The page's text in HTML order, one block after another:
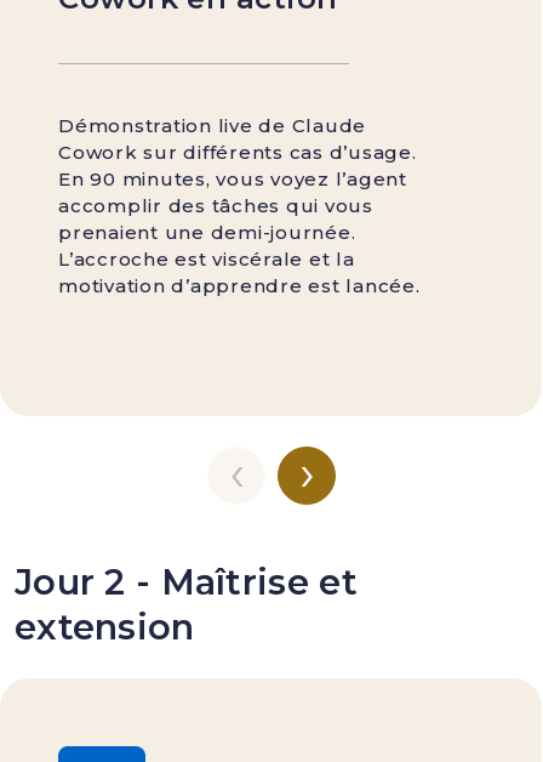
Démonstration live de Claude
Cowork sur différents cas d’usage.
En 90 minutes, vous voyez l’agent
accomplir des tâches qui vous
prenaient une demi-journée.
L’accroche est viscérale et la
motivation d’apprendre est lancée.
‹ ›
Jour 2 - Maîtrise et
extension